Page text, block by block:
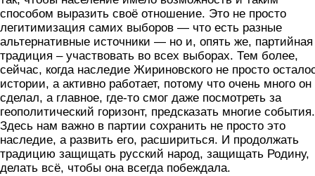
способом выразить своё отношение. Это не просто
легитимизация самих выборов — что есть разные
альтернативные источники — но и, опять же, партийная
традиция – участвовать во всех выборах. Тем более,
сейчас, когда наследие Жириновского не просто
истории, а активно работает, потому что очень много он
сделал, а главное, где-то смог даже посмотреть за
геополитический горизонт, предсказать многие события.
Здесь нам важно в партии сохранить не просто это
наследие, а развить его, расшириться. И продолжать
традицию защищать русский народ, защищать Родину,
делать всё, чтобы она всегда побеждала.